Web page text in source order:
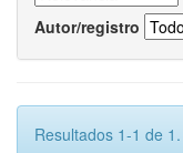
Autor/registro
Resultados 1-1 de 1.